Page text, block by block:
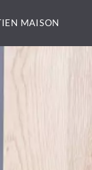
MAISON